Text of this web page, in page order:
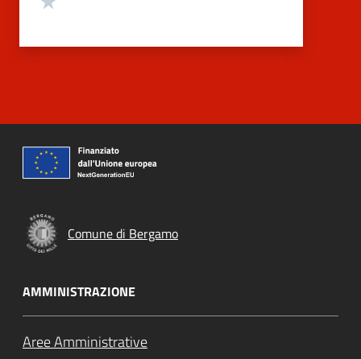
Comune di Bergamo
AMMINISTRAZIONE
Aree Amministrative